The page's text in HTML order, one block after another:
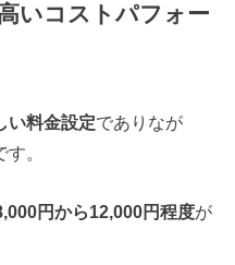
いコストパフォー
い料金設定でありなが
。
円から12,000円程度が